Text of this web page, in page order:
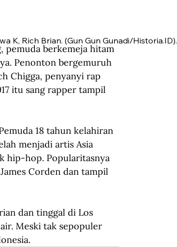
K, Rich Brian. (Gun Gun Gunadi/Historia.ID).
pemuda berkemeja hitam
Penonton bergemuruh
Chigga, penyanyi rap
itu sang rapper tampil
18 tahun kelahiran
menjadi artis Asia
hip-hop. Popularitasnya
Corden dan tampil
dan tinggal di Los
Meski tak sepopuler